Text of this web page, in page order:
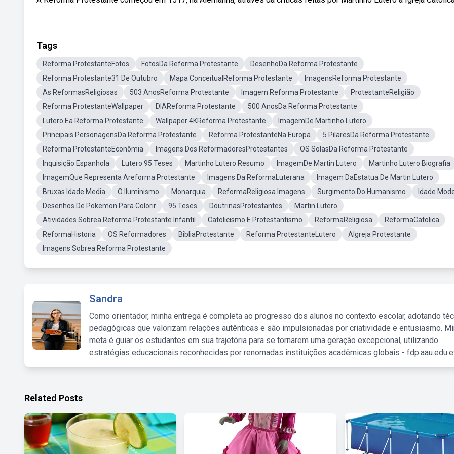
Tags
Reforma ProtestanteFotos FotosDa Reforma Protestante
DesenhoDa Reforma Protestante
Reforma Protestante31 De Outubro
Mapa ConceitualReforma Protestante
ImagensReforma Protestante
As ReformasReligiosas
503 AnosReforma Protestante Imagem Reforma Protestante
ProtestanteReligião
Reforma ProtestanteWallpaper
DIAReforma Protestante
500 AnosDa Reforma Protestante
Lutero Ea Reforma Protestante
Wallpaper 4KReforma Protestante
ImagemDe Martinho Lutero
Principais PersonagensDa Reforma Protestante
Reforma ProtestanteNa Europa
5 PilaresDa Reforma Protestante
Reforma ProtestanteEconômia
Imagens Dos ReformadoresProtestantes
OS SolasDa Reforma Protestante
Inquisição Espanhola
Lutero 95 Teses Martinho Lutero Resumo ImagemDe Martin Lutero
Martinho Lutero Biografia
ImagemQue Representa Areforma Protestante
Imagens Da ReformaLuterana
Imagem DaEstatua De Martin Lutero
Bruxas Idade Media
O Iluminismo Monarquia ReformaReligiosa Imagens Surgimento Do Humanismo
Idade
Desenhos De Pokemon Para Colorir
95 Teses DoutrinasProtestantes
Martin Lutero
Atividades Sobrea Reforma Protestante Infantil
Catolicismo E Protestantismo ReformaReligiosa
ReformaCatolica
ReformaHistoria
OS Reformadores BibliaProtestante Reforma ProtestanteLutero
AIgreja Protestante
Imagens Sobrea Reforma Protestante
Sandra
Como orientador, minha entrega é completa ao progresso dos alunos no contexto escolar, adotando
pedagógicas que valorizam relações autênticas e são impulsionadas por criatividade e entusiasmo.
meta é guiar os estudantes em sua trajetória para se tornarem uma geração excepcional, utilizando
estratégias educacionais reconhecidas por renomadas instituições acadêmicas globais -
Related Posts